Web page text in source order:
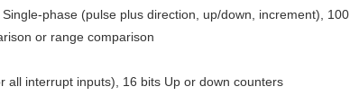
phase (pulse plus direction, up/down, increment), 100
or range comparison
all interrupt inputs), 16 bits Up or down counters